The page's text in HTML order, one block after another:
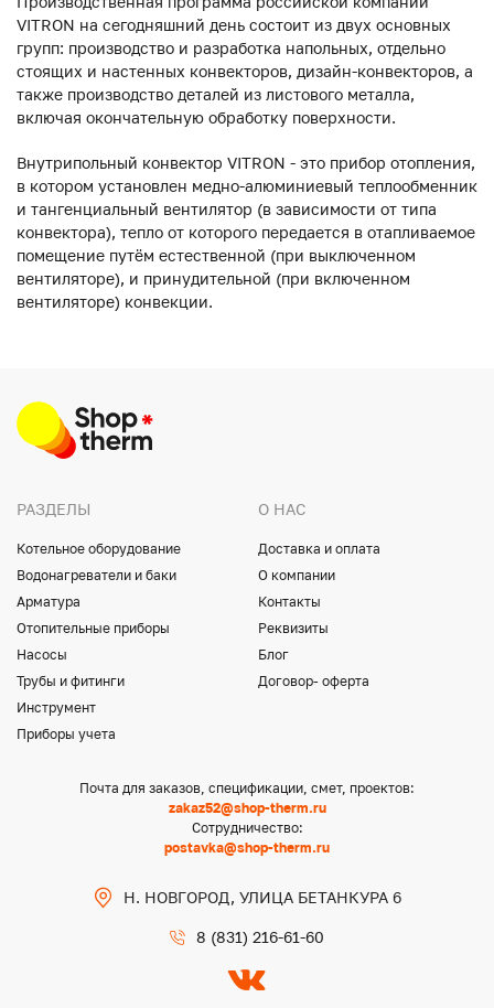
VITRON на сегодняшний день состоит из двух основных
групп: производство и разработка напольных, отдельно
стоящих и настенных конвекторов, дизайн-конвекторов, а
также производство деталей из листового металла,
включая окончательную обработку поверхности.
Внутрипольный конвектор VITRON - это прибор отопления,
в котором установлен медно-алюминиевый теплообменник
и тангенциальный вентилятор (в зависимости от типа
конвектора), тепло от которого передается в отапливаемое
помещение путём естественной (при выключенном
вентиляторе), и принудительной (при включенном
вентиляторе) конвекции.
РАЗДЕЛЫ
Котельное оборудование
Водонагреватели и баки
Арматура
Отопительные приборы
Насосы
Трубы и фитинги
Инструмент
Приборы учета
О НАС
Доставка и оплата
О компании
Контакты
Реквизиты
Блог
Договор- оферта
Почта для заказов, спецификации, смет, проектов:
zakaz52@shop-therm.ru
Сотрудничество:
postavka@shop-therm.ru
Н. НОВГОРОД, УЛИЦА БЕТАНКУРА 6
8 (831) 216-61-60